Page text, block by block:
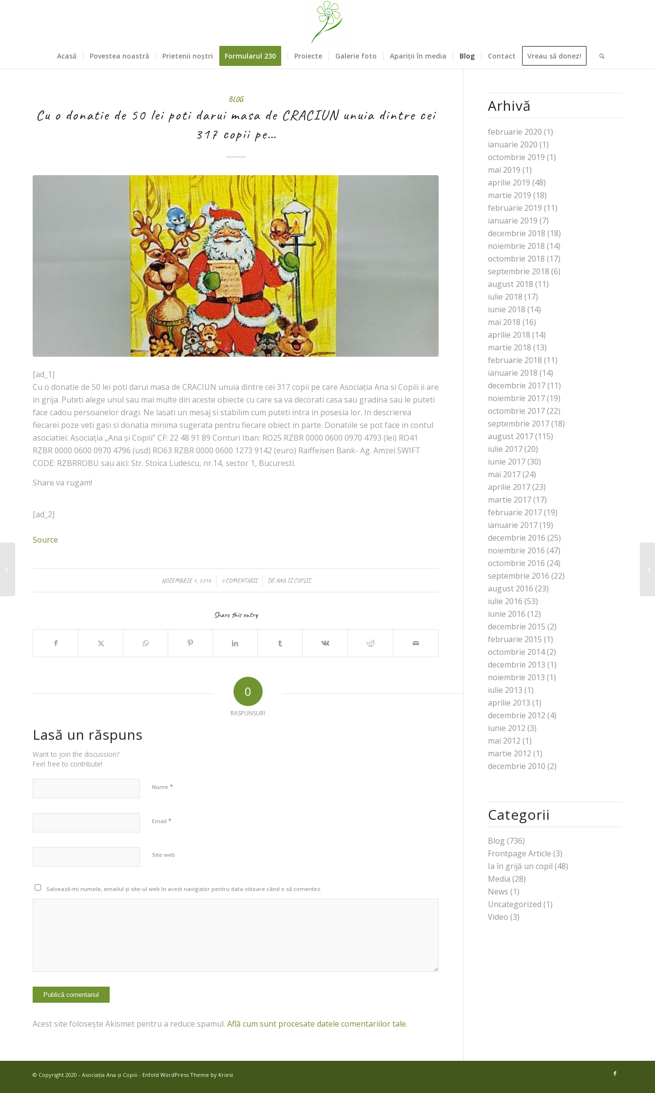
Acasă Povestea noastră Prietenii noștri Formularul 230 Proiecte Galerie foto Apariții în media Blog Contact Vreau să donez!
BLOG
Cu o donatie de 50 lei poti darui masa de CRACIUN unuia dintre cei
317 copii pe…
[ad_1]
Cu o donatie de 50 lei poti darui masa de CRACIUN unuia dintre cei 317 copii pe care Asociația Ana si Copiii ii are
in grija. Puteti alege unul sau mai multe din aceste obiecte cu care sa va decorati casa sau gradina sau le puteti
face cadou persoanelor dragi. Ne lasati un mesaj si stabilim cum puteti intra in posesia lor. In descrierea
fiecarei poze veti gasi si donatia minima sugerata pentru fiecare obiect in parte. Donatiile se pot face in contul
asociatiei: Asociația „Ana și Copiii” CF: 22 48 91 89 Conturi Iban: RO25 RZBR 0000 0600 0970 4793 (lei) RO41
RZBR 0000 0600 0970 4796 (usd) RO63 RZBR 0000 0600 1273 9142 (euro) Raiffeisen Bank- Ag. Amzei SWIFT
CODE: RZBRROBU sau aici: Str. Stoica Ludescu, nr.14, sector 1, Bucuresti.
Share va rugam!
[ad_2]
Source
NOIEMBRIE 4, 2016
/ 0 COMENTARII
/ DEANA SI COPIII
Share this entry
0
RASPUNSURI
Lasă un răspuns
Want to join the discussion?
Feel free to contribute!
Nume *
Email *
Site web
Salvează-mi numele, emailul și site-ul web în acest navigator pentru data viitoare când o să comentez.
Acest site folosește Akismet pentru a reduce spamul. Află cum sunt procesate datele comentariilor tale.
Arhivă
februarie 2020 (1)
ianuarie 2020 (1)
octombrie 2019 (1)
mai 2019 (1)
aprilie 2019 (48)
martie 2019 (18)
februarie 2019 (11)
ianuarie 2019 (7)
decembrie 2018 (18)
noiembrie 2018 (14)
octombrie 2018 (17)
septembrie 2018 (6)
august 2018 (11)
iulie 2018 (17)
iunie 2018 (14)
mai 2018 (16)
aprilie 2018 (14)
martie 2018 (13)
februarie 2018 (11)
ianuarie 2018 (14)
decembrie 2017(11)
noiembrie 2017(19)
octombrie 2017(22)
septembrie 2017(18)
august 2017(115)
iulie 2017(20)
iunie 2017(30)
mai 2017(24)
aprilie 2017(23)
martie 2017(17)
februarie 2017(19)
ianuarie 2017(19)
decembrie 2016 (25)
noiembrie 2016 (47)
octombrie 2016 (24)
septembrie 2016 (22)
august 2016 (23)
iulie 2016 (53)
iunie 2016 (12)
decembrie 2015 (2)
februarie 2015 (1)
octombrie 2014(2)
decembrie 2013 (1)
noiembrie 2013 (1)
iulie 2013 (1)
aprilie 2013 (1)
decembrie 2012 (4)
iunie 2012 (3)
mai 2012 (1)
martie 2012 (1)
decembrie 2010 (2)
Categorii
Blog (736)
Frontpage Article (3)
Ia în grijă un copil (48)
Media (28)
News (1)
Uncategorized (1)
Video (3)
© Copyright 2020 - Asociația Ana și Copiii - Enfold WordPress Theme by Kriesi